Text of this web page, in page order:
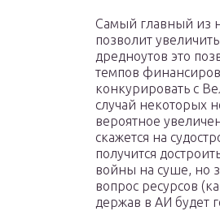
Самый главный из
позволит
дредноутов это
темпов
конкурировать с
случай некоторых
вероятное
скажется на
получится
войны на суше, но
вопрос ресурсов
держав в АИ будет